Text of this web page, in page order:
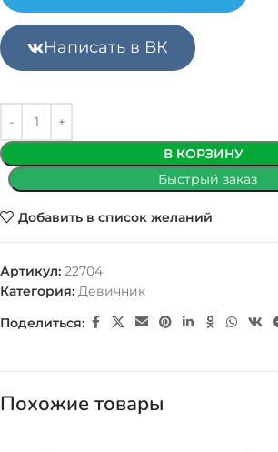
Написать в ВК
В КОРЗИНУ
Быстрый заказ
Добавить в список желаний
Артикул: 22704
Категория: Девичник
Поделиться:
Похожие товары